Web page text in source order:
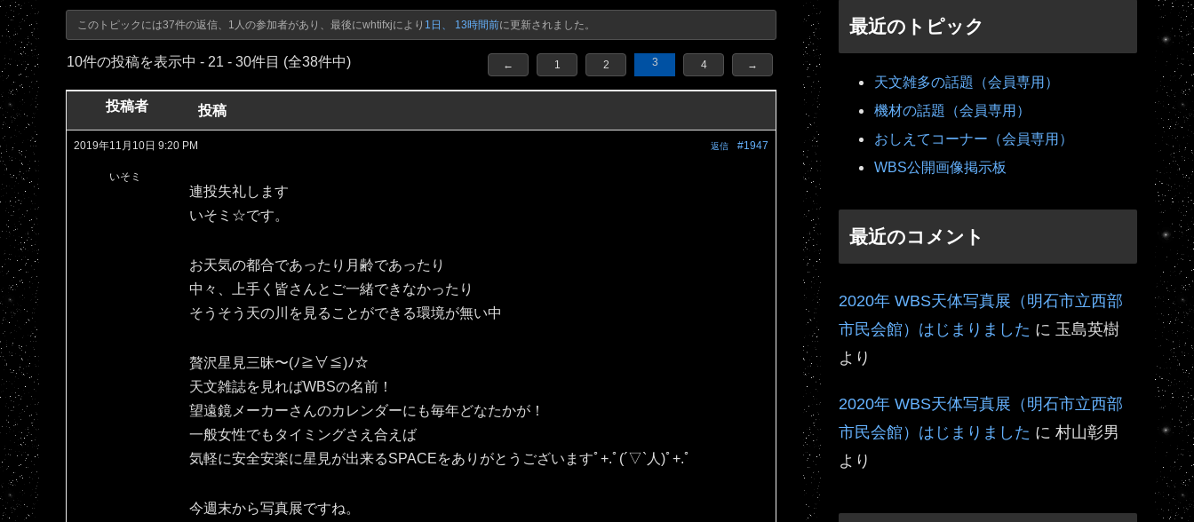
このトピックには37件の返信、1人の参加者があり、最後にwhtifxjにより 1日、 13時間前に更新されました。
10件の投稿を表示中 - 21 - 30件目 (全38件中) ← 1 2 3 4 →
投稿者 投稿
2019年11月10日 9:20 PM #1947
返信
いそミ
連投失礼します
いそミ☆です。
お天気の都合であったり月齢であったり
中々、上手く皆さんとご一緒できなかったり
そうそう天の川を見ることができる環境が無い中
贅沢星見三昧〜(ﾉ≧∀≦)ﾉ☆
天文雑誌を見ればWBSの名前！
望遠鏡メーカーさんのカレンダーにも毎年どなたかが！
一般女性でもタイミングさえ合えば
気軽に安全安楽に星見が出来るSPACEをありがとうございますﾟ+.ﾟ(´▽`人)ﾟ+.ﾟ
今週末から写真展ですね。
最近のトピック
天文雑多の話題（会員専用）
機材の話題（会員専用）
おしえてコーナー（会員専用）
WBS公開画像掲示板
最近のコメント
2020年 WBS天体写真展（明石市立西部
市民会館）はじまりました に 玉島英樹
より
2020年 WBS天体写真展（明石市立西部
市民会館）はじまりました に 村山彰男
より